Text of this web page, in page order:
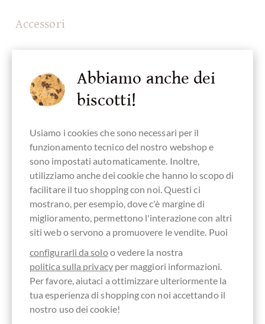
Accessori
Schell Schokolade
70% Coeur de Cacao Kakaobohnenstückchen
Dunkle Lagenschokolade aus St. Domingo
Contenuto50 g(118,00 € * / 1 kg)
5,90 €
Abbiamo anche dei
biscotti!
Usiamo i cookies che sono necessari per il
funzionamento tecnico del nostro webshop e
sono impostati automaticamente. Inoltre,
utilizziamo anche dei cookie che hanno lo scopo di
facilitare il tuo shopping con noi. Questi ci
mostrano, per esempio, dove c'è margine di
miglioramento, permettono l'interazione con altri
siti web o servono a promuovere le vendite. Puoi
configurarli da soloo vedere la nostra
politica sulla privacyper maggiori informazioni.
Per favore, aiutaci a ottimizzare ulteriormente la
tua esperienza di shopping con noi accettando il
nostro uso dei cookie!